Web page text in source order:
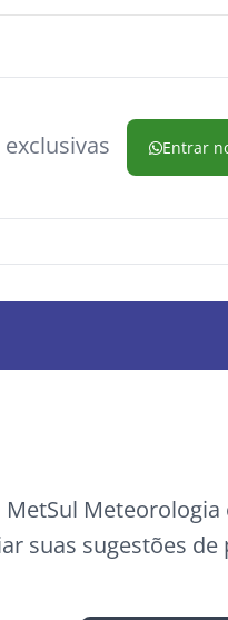
Entrar
Meteorologia
suas sugestões de